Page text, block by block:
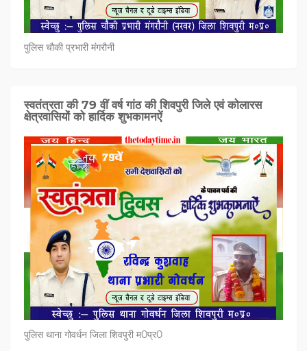
पुलिस चौकी प्रभारी मंगरौनी
स्वतंत्रता की 79 वीं वर्ष गांठ की शिवपुरी जिले एवं कोलारस
क्षेत्रवासियों को हार्दिक शुभकामनऐं
पुलिस थाना गोवर्धन जिला शिवपुरी म0प्र0